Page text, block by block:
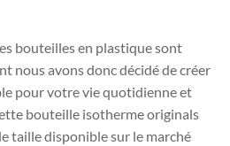
bouteilles en plastique sont
nous avons donc décidé de créer
pour votre vie quotidienne et
bouteille isotherme originals
taille disponible sur le marché